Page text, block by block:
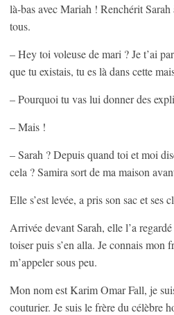
là-bas avec Mariah ! Renchérit Sarah
tous.
– Hey toi voleuse de mari ? Je t’ai
que tu existais, tu es là dans cette
– Pourquoi tu vas lui donner des
– Mais !
– Sarah ? Depuis quand toi et moi
cela ? Samira sort de ma maison
Elle s’est levée, a pris son sac et ses
Arrivée devant Sarah, elle l’a
toiser puis s’en alla. Je connais mon
m’appeler sous peu.
Mon nom est Karim Omar Fall, je
couturier. Je suis le frère du célèbre